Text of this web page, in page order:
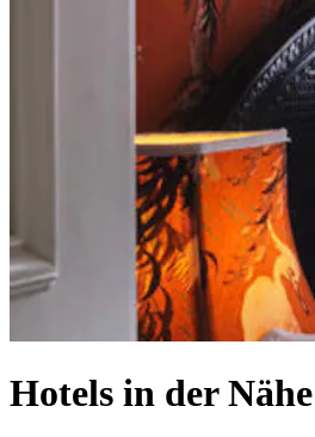
Hotels in der